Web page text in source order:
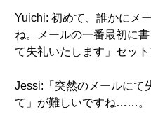
Yuichi: 初めて、誰かにメ
ね。メールの一番最初に
て失礼いたします」セット
Jessi:「突然のメールにて
て」が難しいですね……。